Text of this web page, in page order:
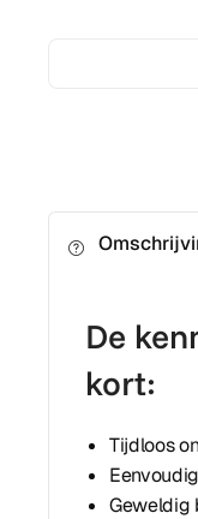
De
kort:
Tijdloos
Geweldig